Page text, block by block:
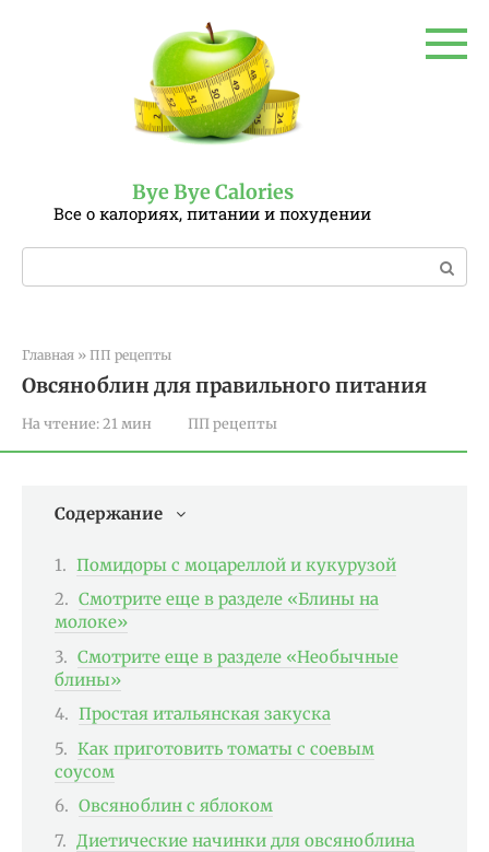
Bye Bye Calories
Все о калориях, питании и похудении
Поиск:
Главная » ПП рецепты
Овсяноблин для правильного питания
На чтение: 21 мин ПП рецепты
Содержание
Помидоры с моцареллой и кукурузой
Смотрите еще в разделе «Блины на
молоке»
Смотрите еще в разделе «Необычные
блины»
Простая итальянская закуска
Как приготовить томаты с соевым
соусом
Овсяноблин с яблоком
Диетические начинки для овсяноблина